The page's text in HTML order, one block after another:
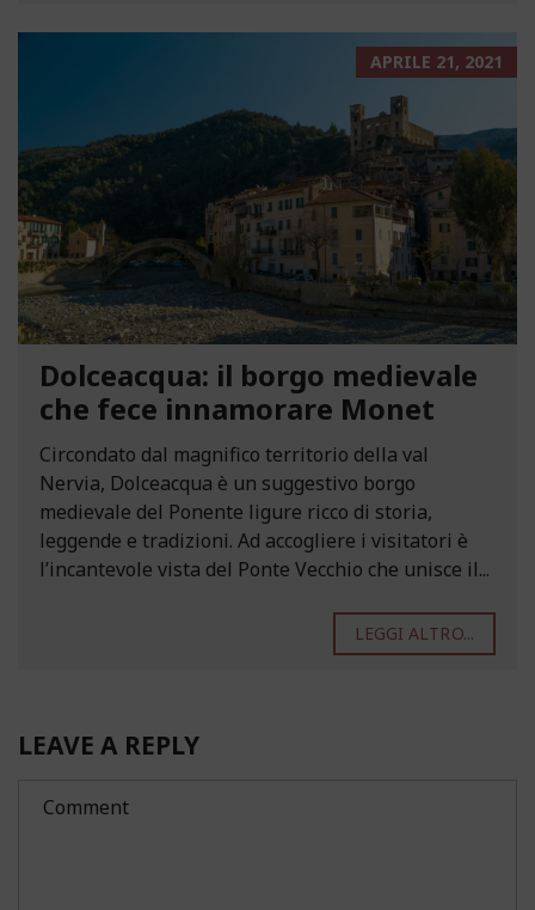
APRILE 21, 2021
Dolceacqua: il borgo medievale
che fece innamorare Monet
Circondato dal magnifico territorio della val
Nervia, Dolceacqua è un suggestivo borgo
medievale del Ponente ligure ricco di storia,
leggende e tradizioni. Ad accogliere i visitatori è
l’incantevole vista del Ponte Vecchio che unisce il...
LEGGI ALTRO...
LEAVE A REPLY